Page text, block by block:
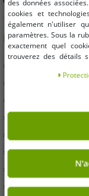
INFORMATION
» Entreprises
» Vos avantages
» Produits originaux
» Presse
» Droit de rétractation
» Conditions
» Imprimer
» Élimination de la
des données
cookies et
également n'utiliser
paramètres. Sous la
exactement quel
trouverez des détails
consentement à tout